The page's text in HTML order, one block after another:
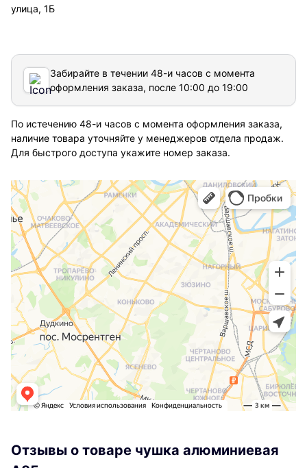
улица, 1Б
Забирайте в течении 48-и часов с момента
оформления заказа, после 10:00 до 19:00
По истечению 48-и часов с момента оформления заказа,
наличие товара уточняйте у менеджеров отдела продаж.
Для быстрого доступа укажите номер заказа.
Отзывы о товаре чушка алюминиевая